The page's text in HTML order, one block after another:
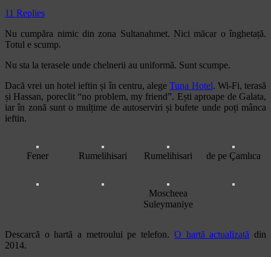
11 Replies
Nu cumpăra nimic din zona Sultanahmet. Nici măcar o înghetață.
Totul e scump.
Nu sta la terasele unde chelnerii au uniformă. Sunt scumpe.
Dacă vrei un hotel ieftin și în centru, alegeTuna Hotel. Wi-Fi, terasă
și Hassan, poreclit “no problem, my friend”. Ești aproape de Galata,
iar în zonă sunt o mulțime de autoserviri și bufete unde poți mânca
ieftin.
Fener Rumelihisari Rumelihisari de pe Çamlıca
Moscheea
Suleymaniye
Descarcă o hartă a metroului pe telefon. O hartă actualizată din
2014.